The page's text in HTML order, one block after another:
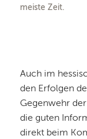
meiste Zeit.
Auch im
den Erfolgen
Gegenwehr
die guten
direkt beim